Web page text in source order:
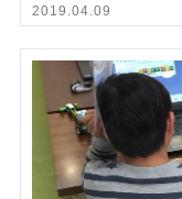
2019.04.09